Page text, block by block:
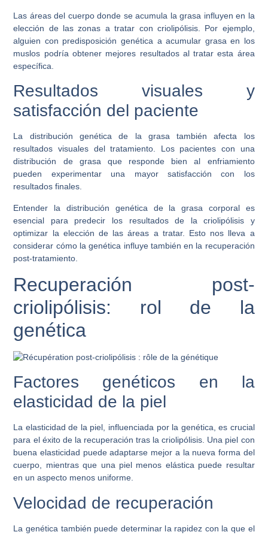
Las áreas del cuerpo donde se acumula la grasa influyen en la
elección de las zonas a tratar con criolipólisis. Por ejemplo,
alguien con predisposición genética a acumular grasa en los
muslos podría obtener mejores resultados al tratar esta área
específica.
Resultados visuales y
satisfacción del paciente
La distribución genética de la grasa también afecta los
resultados visuales del tratamiento. Los pacientes con una
distribución de grasa que responde bien al enfriamiento
pueden experimentar una mayor satisfacción con los
resultados finales.
Entender la distribución genética de la grasa corporal es
esencial para predecir los resultados de la criolipólisis y
optimizar la elección de las áreas a tratar. Esto nos lleva a
considerar cómo la genética influye también en la recuperación
post-tratamiento.
Recuperación post-
criolipólisis: rol de la
genética
Factores genéticos en la
elasticidad de la piel
La elasticidad de la piel, influenciada por la genética, es crucial
para el éxito de la recuperación tras la criolipólisis. Una piel con
buena elasticidad puede adaptarse mejor a la nueva forma del
cuerpo, mientras que una piel menos elástica puede resultar
en un aspecto menos uniforme.
Velocidad de recuperación
La genética también puede determinar la rapidez con la que el